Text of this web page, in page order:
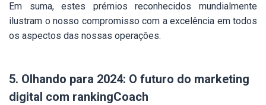
Em suma, estes prémios reconhecidos mundialmente
ilustram o nosso compromisso com a excelência em todos
os aspectos das nossas operações.
5. Olhando para 2024: O futuro do marketing
digital com rankingCoach